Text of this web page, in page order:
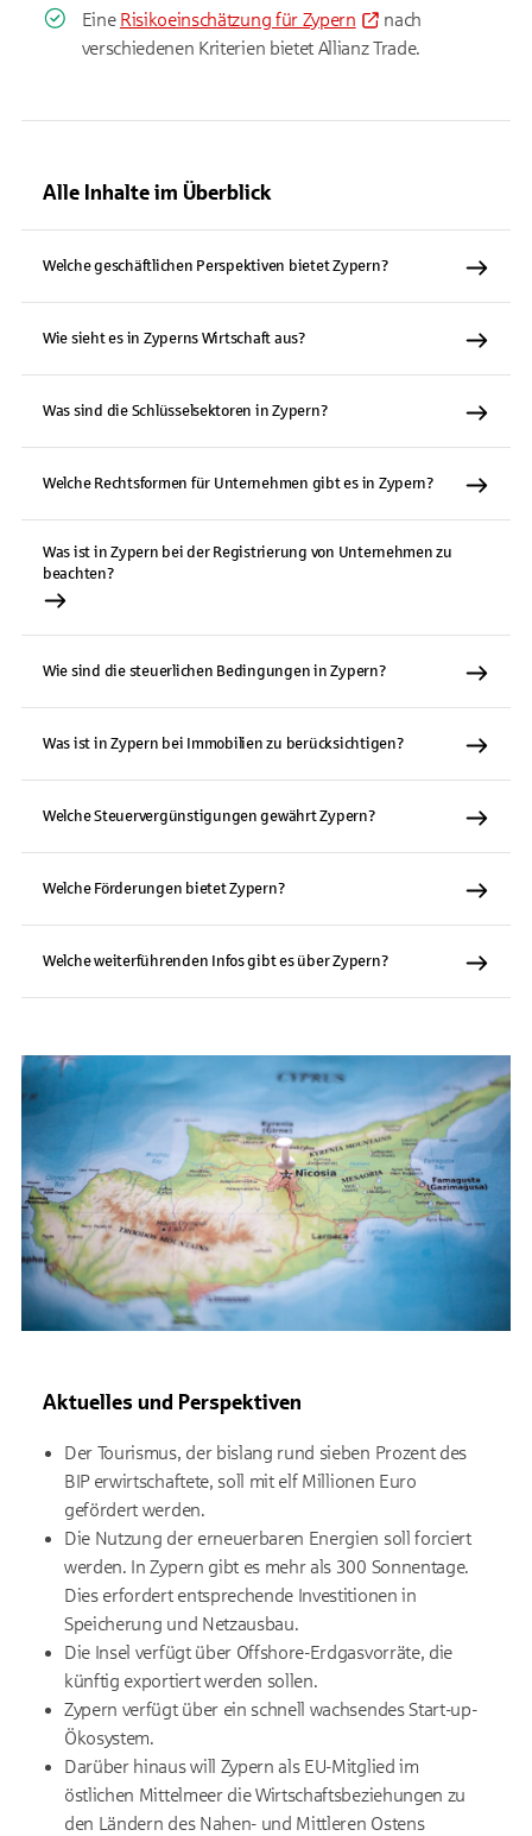
Eine Risikoeinschätzung für Zypern
nach
verschiedenen Kriterien bietet Allianz Trade.
Alle Inhalte im Überblick
Welche geschäftlichen Perspektiven bietet Zypern?
Wie sieht es in Zyperns Wirtschaft aus?
Was sind die Schlüsselsektoren in Zypern?
Welche Rechtsformen für Unternehmen gibt es in Zypern?
Was ist in Zypern bei der Registrierung von Unternehmen zu
beachten?
Wie sind die steuerlichen Bedingungen in Zypern?
Was ist in Zypern bei Immobilien zu berücksichtigen?
Welche Steuervergünstigungen gewährt Zypern?
Welche Förderungen bietet Zypern?
Welche weiterführenden Infos gibt es über Zypern?
Aktuelles und Perspektiven
Der Tourismus, der bislang rund sieben Prozent des
BIP erwirtschaftete, soll mit elf Millionen Euro
gefördert werden.
Die Nutzung der erneuerbaren Energien soll forciert
werden. In Zypern gibt es mehr als 300 Sonnentage.
Dies erfordert entsprechende Investitionen in
Speicherung und Netzausbau.
Die Insel verfügt über Offshore-Erdgasvorräte, die
künftig exportiert werden sollen.
Zypern verfügt über ein schnell wachsendes Start-up-
Ökosystem.
Darüber hinaus will Zypern als EU-Mitglied im
östlichen Mittelmeer die Wirtschaftsbeziehungen zu
den Ländern des Nahen- und Mittleren Ostens